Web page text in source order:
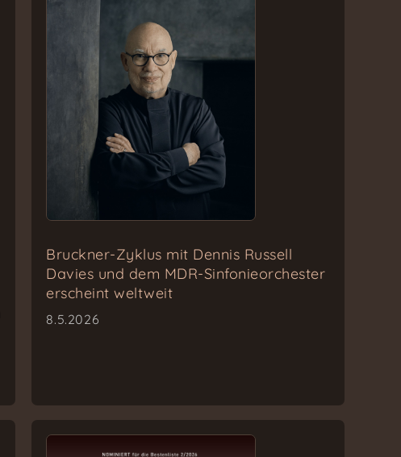
Bruckner-Zyklus mit Dennis Russell
Davies und dem MDR-Sinfonieorchester
erscheint weltweit
8.5.2026